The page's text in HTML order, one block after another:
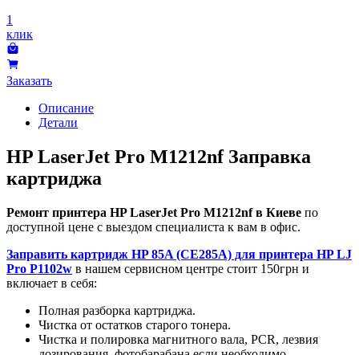
1
клик
Заказать
Описание
Детали
HP LaserJet Pro M1212nf Заправка
картриджа
Ремонт принтера HP LaserJet Pro M1212nf в Киеве по
доступной цене с выездом специалиста к вам в офис.
Заправить картридж HP 85A (CE285A) для принтера HP LJ
Pro P1102w в нашем сервисном центре стоит 150грн и
включает в себя:
Полная разборка картриджа.
Чистка от остатков старого тонера.
Чистка и полировка магнитного вала, PCR, лезвия